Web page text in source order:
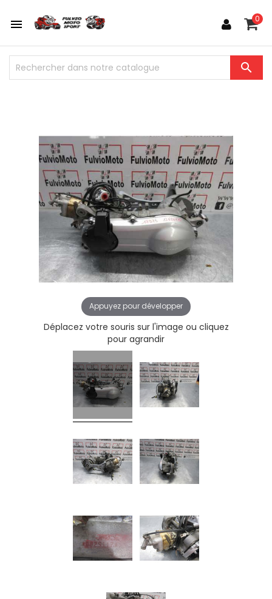
 0

Appuyez pour développer
Déplacez votre souris sur l'image ou cliquez
pour agrandir